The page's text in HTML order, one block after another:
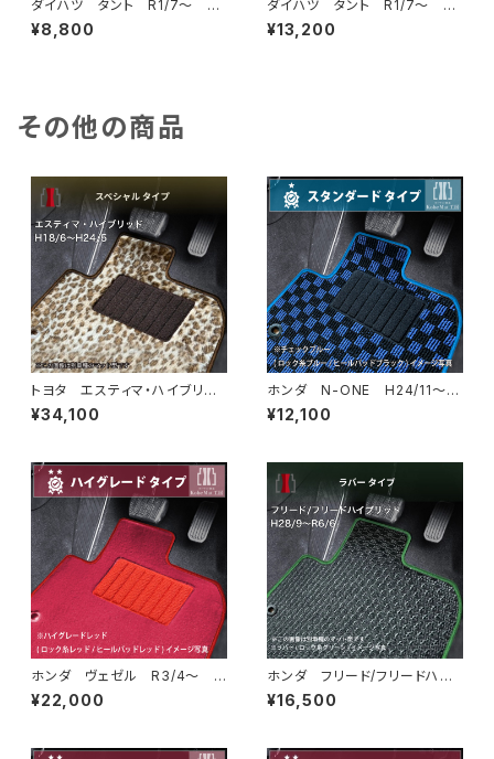
ダイハツ タント R1/7〜 LA
650/660S フロアマット一
式 カーマット 防水 ラバー
¥8,800
ダイハツ タント R1/7〜 LA
650/660S フロアマット一
式 カーマット スタンダードタ
¥13,200
その他の商品
トヨタ エスティマ・ハイブリッ
ド H18/6〜H24/5（前期） 2
0系 フロアマット一式 カーマ
¥34,100
ホンダ N-ONE H24/11〜R
2/3 JG1・JG2 フロアマット
一式 カーマット スタンダード
¥12,100
ホンダ ヴェゼル R3/4〜 R
V系 ラゲッジマット付 フロア
マット一式 トランクマット カ
¥22,000
ホンダ フリード/フリードハイ
ブリッド H28/9〜R6/6 GB
5/6/7/8 6人/7人乗 フロア
¥16,500